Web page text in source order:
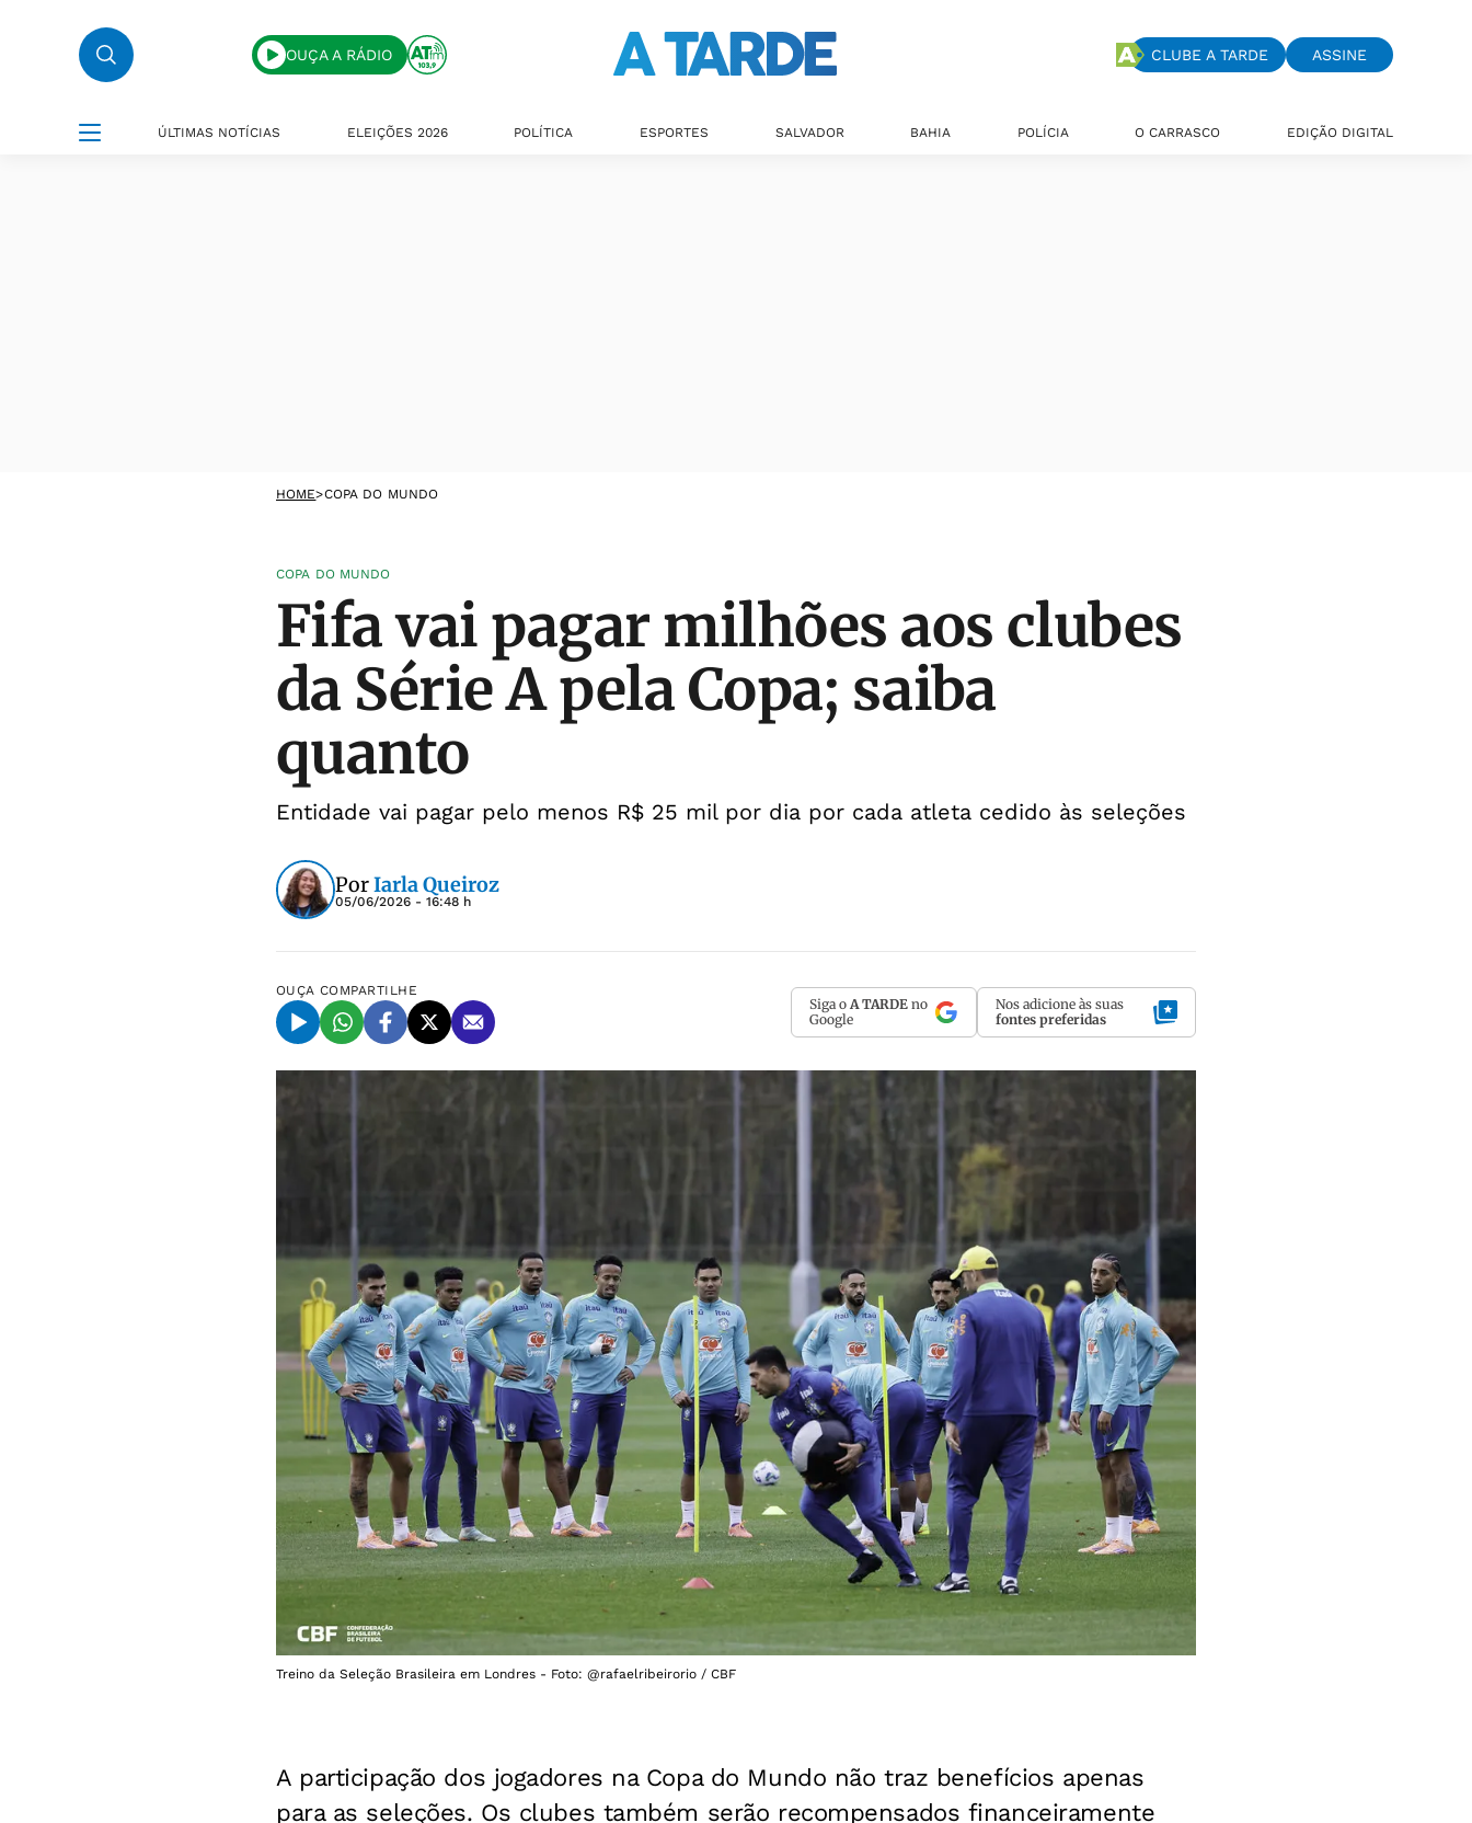
OUÇA A RÁDIO CLUBE A TARDE ASSINE
ÚLTIMAS NOTÍCIAS ELEIÇÕES 2026 POLÍTICA ESPORTES SALVADOR BAHIA POLÍCIA O CARRASCO EDIÇÃO DIGITAL
HOME>COPA DO MUNDO
COPA DO MUNDO
Fifa vai pagar milhões aos clubes
da Série A pela Copa; saiba
quanto
Entidade vai pagar pelo menos R$ 25 mil por dia por cada atleta cedido às seleções
PorIarla Queiroz
05/06/2026 - 16:48 h
OUÇA COMPARTILHE
Siga o A TARDE no
Google
Nos adicione às suas
fontes preferidas
Treino da Seleção Brasileira em Londres - Foto: @rafaelribeirorio / CBF
A participação dos jogadores na Copa do Mundo não traz benefícios apenas
para as seleções. Os clubes também serão recompensados financeiramente